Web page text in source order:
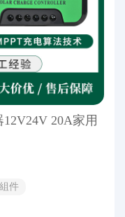
20A家用
件